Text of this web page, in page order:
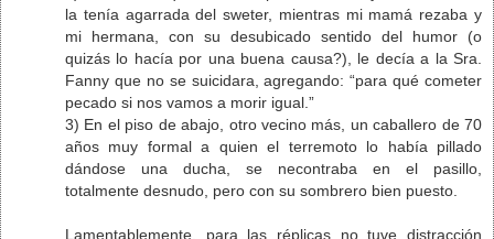
la tenía agarrada del sweter, mientras mi mamá rezaba y
mi hermana, con su desubicado sentido del humor (o
quizás lo hacía por una buena causa?), le decía a la Sra.
Fanny que no se suicidara, agregando: “para qué cometer
pecado si nos vamos a morir igual.”
3) En el piso de abajo, otro vecino más, un caballero de 70
años muy formal a quien el terremoto lo había pillado
dándose una ducha, se necontraba en el pasillo,
totalmente desnudo, pero con su sombrero bien puesto.
Lamentablemente, para las réplicas no tuve distracción